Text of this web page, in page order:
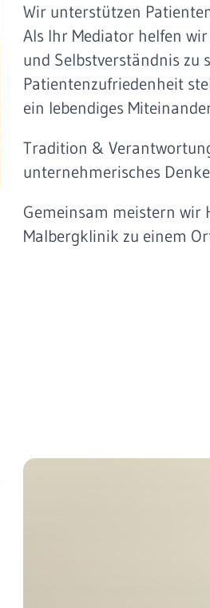
Wir unterstützen
Als Ihr Mediator helfen
und Selbstverständnis zu
Patientenzufriedenheit
ein lebendiges
Tradition &
unternehmerisches
Gemeinsam meistern wir
Malbergklinik zu einem